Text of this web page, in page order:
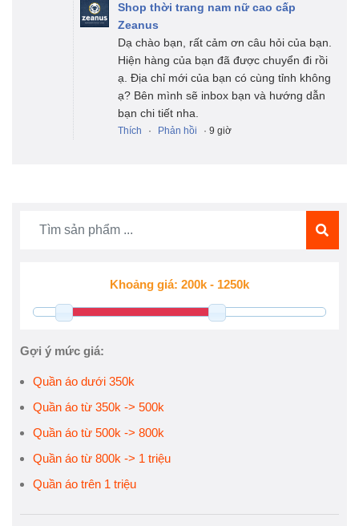
Shop thời trang nam nữ cao cấp
Zeanus
Dạ chào bạn, rất cảm ơn câu hỏi của bạn.
Hiện hàng của bạn đã được chuyển đi rồi
ạ. Địa chỉ mới của bạn có cùng tỉnh không
ạ? Bên mình sẽ inbox bạn và hướng dẫn
bạn chi tiết nha.
Thích · Phản hồi · 9 giờ
Gợi ý mức giá:
Quần áo dưới 350k
Quần áo từ 350k -> 500k
Quần áo từ 500k -> 800k
Quần áo từ 800k -> 1 triệu
Quần áo trên 1 triệu